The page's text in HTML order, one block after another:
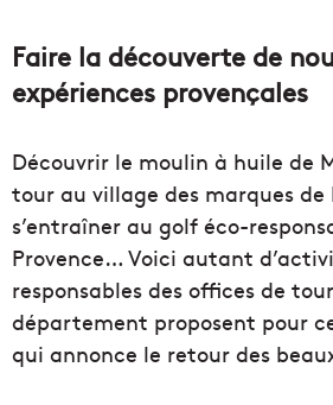
Faire la découverte de
expériences provençales
Découvrir le moulin à huile de
tour au village des marques de
s’entraîner au golf éco-
Provence… Voici autant
responsables des offices de
département proposent pour
qui annonce le retour des